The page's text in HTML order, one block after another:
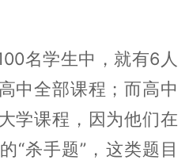
名学生中，就有6人
中全部课程；而高中
学课程，因为他们在
“杀手题”，这类题目